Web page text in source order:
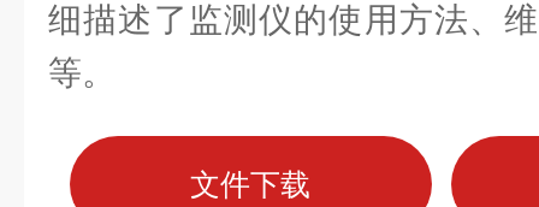
细描述了监测仪的使用方法、
等。
文件下载